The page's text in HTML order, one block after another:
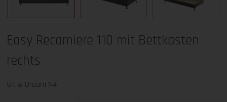
Easy Recamiere 110 mit Bettkasten
rechts
Sit & Dream N4